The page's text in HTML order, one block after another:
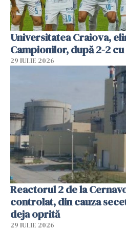
Universitatea Craiova,
Campionilor, după 2-2
29 IULIE 2026
Reactorul 2 de la
controlat, din cauza
deja oprită
29 IULIE 2026